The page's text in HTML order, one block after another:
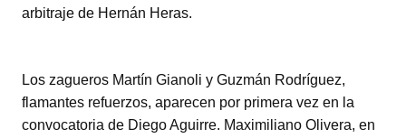
arbitraje de Hernán Heras.
Los zagueros Martín Gianoli y Guzmán Rodríguez,
flamantes refuerzos, aparecen por primera vez en la
convocatoria de Diego Aguirre. Maximiliano Olivera, en